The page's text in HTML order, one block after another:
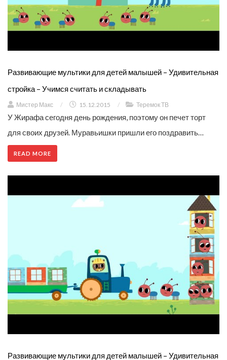
Развивающие мультики для детей малышей – Удивительная
стройка – Учимся считать и складывать
Мистер Макс / 15.12.2015 / Теремок ТВ
У Жирафа сегодня день рождения, поэтому он печет торт
для своих друзей. Муравьишки пришли его поздравить…
READ MORE
Развивающие мультики для детей малышей – Удивительная